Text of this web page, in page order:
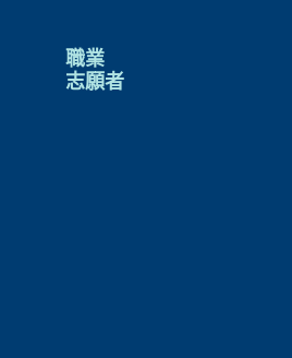
職業
志願者